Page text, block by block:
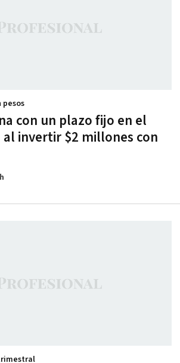
con un plazo fijo en el
al invertir $2 millones con
pesos